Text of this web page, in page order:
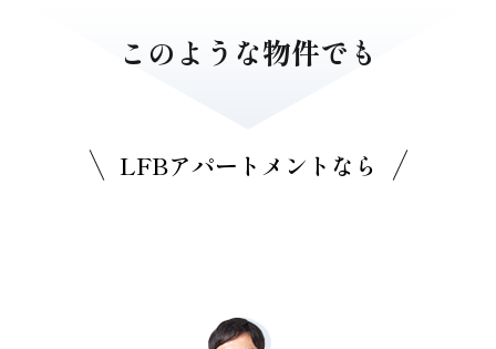
このような物件でも
LFBアパートメントなら